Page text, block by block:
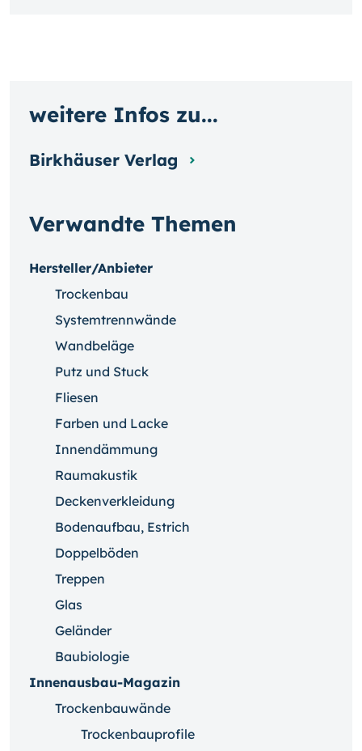
Verwandte Themen
Hersteller/Anbieter
Trockenbau
Systemtrennwände
Wandbeläge
Putz und Stuck
Fliesen
Farben und Lacke
Innendämmung
Raumakustik
Deckenverkleidung
Bodenaufbau, Estrich
Doppelböden
Treppen
Glas
Geländer
Baubiologie
Innenausbau-Magazin
Trockenbauwände
Trockenbauprofile
weitere Infos zu...
Birkhäuser Verlag